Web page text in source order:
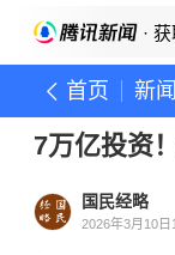
·
首页 新闻
7万亿投资
国民经略
2026年3月10日